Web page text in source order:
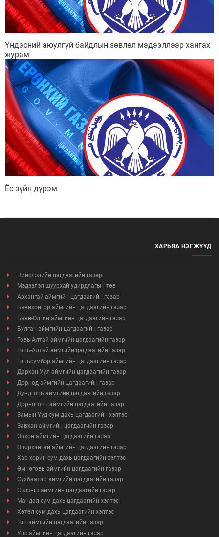
Үндэсний аюулгүй байдлын зөвлөл мэдээллээр хангах
журам
Ёс зүйн дүрэм
ХАРЬЯА НЭГЖҮҮД
Нийслэлийн цагдаагийн газар
Мэдээлэл шуурхай удирдлагын төв
Архангай аймгийн цагдаагийн газар
Баянхонгор аймгийн цагдаагийн газар
Баян-Өлгий аймгийн цагдаагийн газар
Булган аймгийн цагдаагийн газар
Говь-Алтай аймгийн цагдаагийн газар
Говь-Алтай аймгийн цагдаагийн газар
Говьсүмбэр аймгийн цагдаагийн газар
Дархан-Уул аймгийн цагдаагийн газар
Дорнод аймгийн цагдаагийн газар
Дундговь аймгийн цагдаагийн газар
Дорноговь аймгийн цагдаагийн газар
Замын-Үүд сум дахь цагдаагийн хэлтэс
Завхан аймгийн цагдаагийн газар
Орхон аймгийн цагдаагийн газар
Өвөрхангай аймгийн цагдаагийн газар
Хар хорин сум дахь цагдаагийн хэлтэс
Өмнөговь аймгийн цагдаагийн газар
Сүхбаатар аймгийн цагдаагийн газар
Сэлэнгэ аймгийн цагдаагийн газар
Мандал сум дахь цагдаагийн хэлтэс
Хөтөл сум дахь цагдаагийн хэлтэс
Төв аймгийн цагдаагийн газар
Увс аймгийн цагдаагийн газар
Мэдээллийн ил тод байдал
Удирдлагын шийдвэрийн ил тод байдал
Ажил үүргийн чиглэл, утасны дугаар